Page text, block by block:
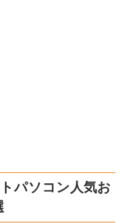
パソコン人気お